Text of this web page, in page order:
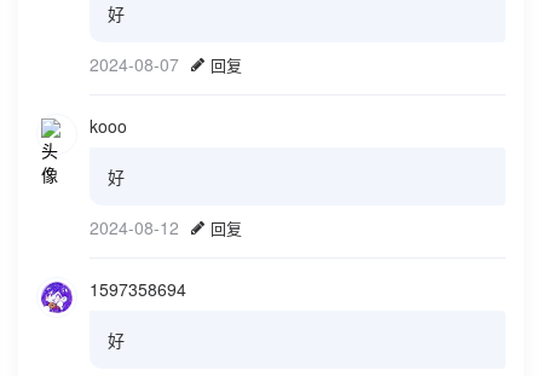
好
2024-08-07 回复
kooo
好
2024-08-12 回复
1597358694
好